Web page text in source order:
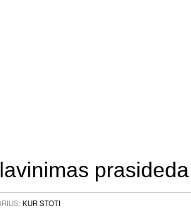
KUR STOTI